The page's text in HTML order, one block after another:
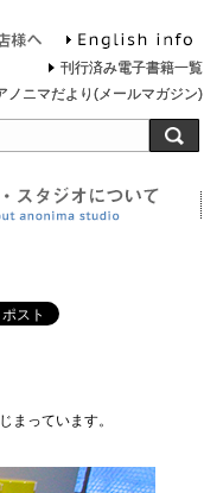
いて
書店・雑貨店様へ
刊行済み電子書籍一覧
ノニマだより(メールマガジン)
まっています。